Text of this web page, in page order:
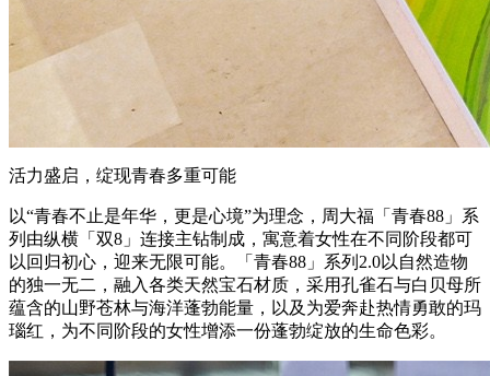
活力盛启，绽现青春多重可能
以“青春不止是年华，更是心境”为理念，周大福「青春88」系
列由纵横「双8」连接主钻制成，寓意着女性在不同阶段都可
以回归初心，迎来无限可能。「青春88」系列2.0以自然造物
的独一无二，融入各类天然宝石材质，采用孔雀石与白贝母所
蕴含的山野苍林与海洋蓬勃能量，以及为爱奔赴热情勇敢的玛
瑙红，为不同阶段的女性增添一份蓬勃绽放的生命色彩。